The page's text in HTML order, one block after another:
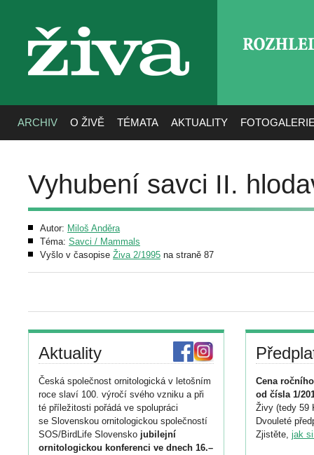
živa
ARCHIV O ŽIVĚ TÉMATA AKTUALITY
Vyhubení savci II.
Autor: Miloš Anděra
Téma: Savci / Mammals
Vyšlo v časopise Živa 2/1995 na straně 87
Aktuality
Česká společnost ornitologická v letošním
roce slaví 100. výročí svého vzniku a při
té příležitosti pořádá ve spolupráci
se Slovenskou ornitologickou společností
SOS/BirdLife Slovensko jubilejní
ornitologickou konferenci ve dnech 16.–
Cena
od čísla 1/
Živy (tedy 59
Dvouleté
Zjistěte, jak